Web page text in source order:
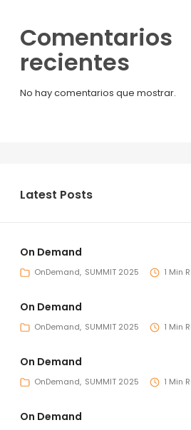
Comentarios
recientes
No hay comentarios que mostrar.
Latest Posts
On Demand
OnDemand SUMMIT 2025 1 Min
On Demand
OnDemand SUMMIT 2025 1 Min
On Demand
OnDemand SUMMIT 2025 1 Min
On Demand